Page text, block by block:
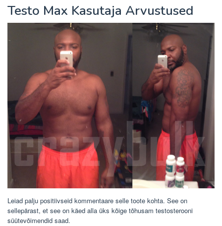
Testo Max Kasutaja Arvustused
Leiad palju positiivseid kommentaare selle toote kohta. See on
sellepärast, et see on käed alla üks kõige tõhusam testosterooni
süütevõimendid saad.